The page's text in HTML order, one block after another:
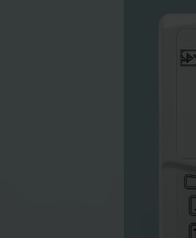
services publics, d’optimiser